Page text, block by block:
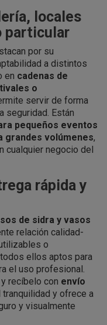
locales
particular
por su
a distintos
en cadenas de
o
servir de forma
seguridad. Están
pequeños eventos
volúmenes,
cualquier negocio del
rápida y
de sidra y vasos
relación calidad-
o
ellos aptos para
el uso profesional.
recíbelo con envío
tranquilidad y ofrece a
y visualmente